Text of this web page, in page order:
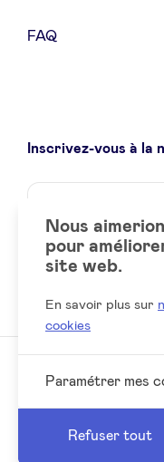
FAQ
Inscrivez-vous à la
Name
Votre
email
Social
LinkedIn
Nous
pour
site web.
En savoir plus sur
cookies
Paramétrer mes
Refuser tout